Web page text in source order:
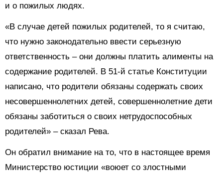
и о пожилых людях.
«В случае детей пожилых родителей, то я считаю,
что нужно законодательно ввести серьезную
ответственность – они должны платить алименты на
содержание родителей. В 51-й статье Конституции
написано, что родители обязаны содержать своих
несовершеннолетних детей, совершеннолетние дети
обязаны заботиться о своих нетрудоспособных
родителей» – сказал Рева.
Он обратил внимание на то, что в настоящее время
Министерство юстиции «воюет со злостными